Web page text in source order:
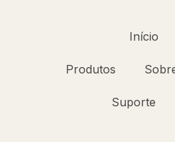
Início
Produtos
Suporte